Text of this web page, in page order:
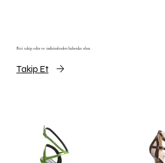
Bizi takip edin ve indirimlerden haberdar olun.
Takip Et